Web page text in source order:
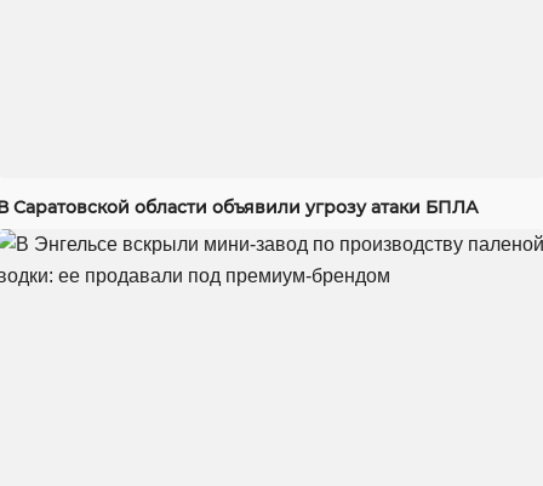
Саратовской области объявили угрозу атаки БПЛА